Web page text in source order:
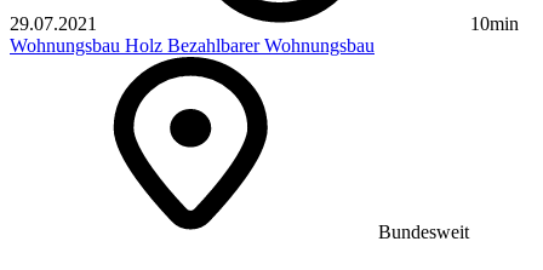
29.07.2021
10min
Wohnungsbau Holz Bezahlbarer Wohnungsbau
Bundesweit